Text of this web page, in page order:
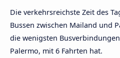
Die verkehrsreichste Zeit des
Bussen zwischen Mailand und
die wenigsten
Palermo, mit 6 Fahrten hat.